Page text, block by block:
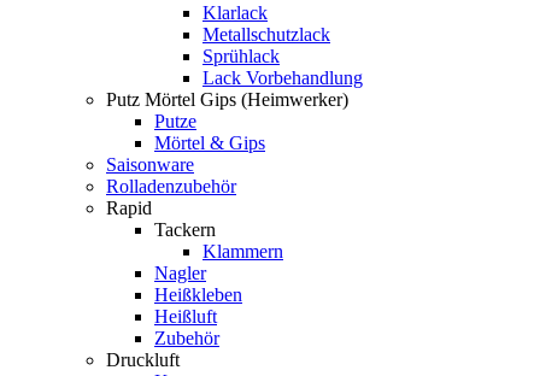
Klarlack
Metallschutzlack
Sprühlack
Lack Vorbehandlung
Putz Mörtel Gips (Heimwerker)
Putze
Mörtel & Gips
Saisonware
Rolladenzubehör
Rapid
Tackern
Klammern
Nagler
Heißkleben
Heißluft
Zubehör
Druckluft